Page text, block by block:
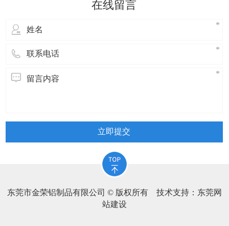
东莞市金荣铝制品有限公司 © 版权所有 技术支持：